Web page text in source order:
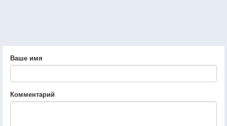
Ваше имя
Комментарий